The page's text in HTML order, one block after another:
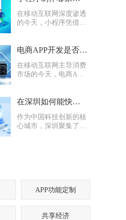
在移动互联网深度渗透
的今天，小程序凭借轻
打通线上渠道、沉淀私
论是初创商户还是成熟
企业，都纷纷布局小程
电商APP开发是否要多做营销功能
在移动互联网主导消费
市场的今天，电商APP
体。不少企业在开发电
个两难困境：电商APP
开发是否要多做营销功
在深圳如何能快速找到一家优质的软件定制外包公司
作为中国科技创新的核
心城市，深圳聚集了海
司时，常常陷入“选择
APP功能定制
共享经济